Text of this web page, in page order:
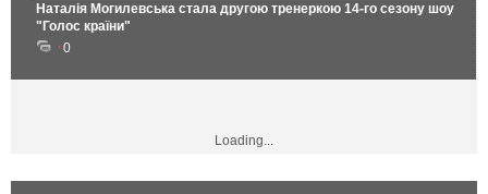
Наталія Могилевська стала другою тренеркою 14-го сезону шоу
"Голос країни"
0
Loading...